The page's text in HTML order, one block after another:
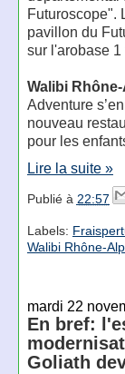
Futuroscope".
pavillon du
sur l'arobase
Walibi
Adventure
nouveau
pour les
Lire la suite »
Publié à 22:57
Labels:
Walibi Rhône-
mardi 22
En bref:
Goliath